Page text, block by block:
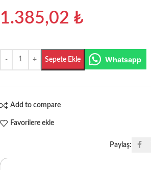
1.385,02 ₺
Sepete Ekle Whatsapp
Add to compare
Favorilere ekle
Paylaş: